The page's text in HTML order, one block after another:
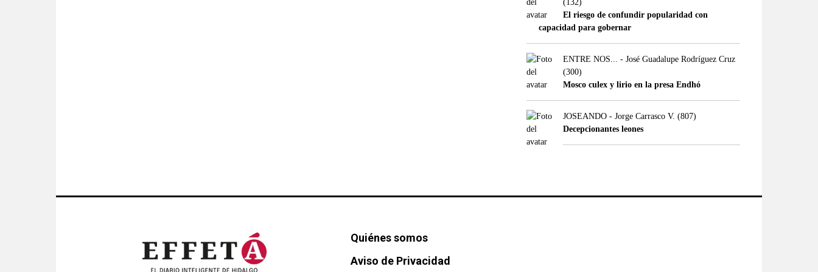
(132)
El riesgo de confundir popularidad con
capacidad para gobernar
ENTRE NOS... - José Guadalupe Rodríguez Cruz
(300)
Mosco culex y lirio en la presa Endhó
JOSEANDO - Jorge Carrasco V. (807)
Decepcionantes leones
Quiénes somos
Aviso de Privacidad